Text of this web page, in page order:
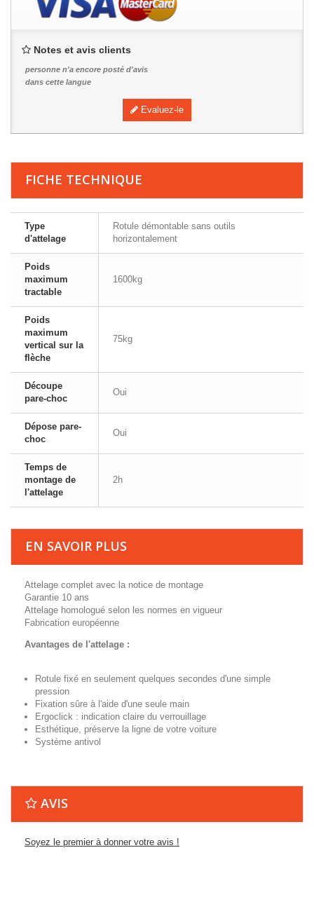
Notes et avis clients
personne n'a encore posté d'avis
dans cette langue
Evaluez-le
FICHE TECHNIQUE
Type
d'attelage
Rotule démontable sans outils
horizontalement
Poids
maximum
tractable
1600kg
Poids
maximum
vertical sur la
flèche
75kg
Découpe
pare-choc
Oui
Dépose pare-
choc
Oui
Temps de
montage de
l'attelage
2h
EN SAVOIR PLUS
Attelage complet avec la notice de montage
Garantie 10 ans
Attelage homologué selon les normes en vigueur
Fabrication européenne
Avantages de l'attelage :
Rotule fixé en seulement quelques secondes d'une simple
pression
Fixation sûre à l'aide d'une seule main
Ergoclick : indication claire du verrouillage
Esthétique, préserve la ligne de votre voiture
Système antivol
AVIS
Soyez le premier à donner votre avis !